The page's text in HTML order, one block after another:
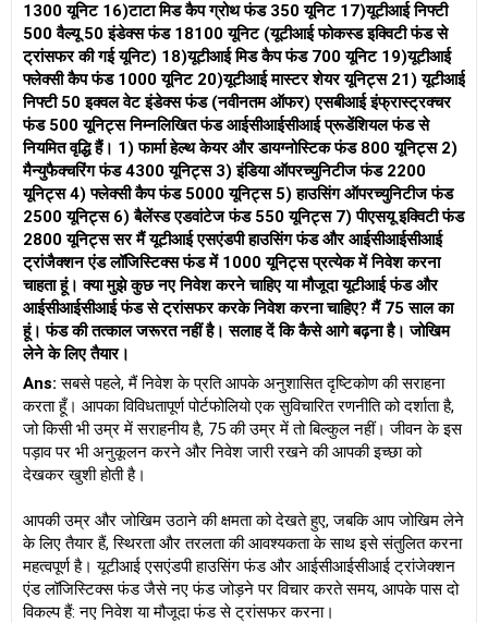
1300 यूनिट 16)टाटा मिड कैप ग्रोथ फंड 350 यूनिट 17)यूटीआई निफ्टी
500 वैल्यू 50 इंडेक्स फंड 18100 यूनिट (यूटीआई फोकस्ड इक्विटी फंड से
ट्रांसफर की गई यूनिट) 18)यूटीआई मिड कैप फंड 700 यूनिट 19)यूटीआई
फ्लेक्सी कैप फंड 1000 यूनिट 20)यूटीआई मास्टर शेयर यूनिट्स 21) यूटीआई
निफ्टी 50 इक्वल वेट इंडेक्स फंड (नवीनतम ऑफर) एसबीआई इंफ्रास्ट्रक्चर
फंड 500 यूनिट्स निम्नलिखित फंड आईसीआईसीआई प्रूडेंशियल फंड से
नियमित वृद्धि हैं। 1) फार्मा हेल्थ केयर और डायग्नोस्टिक फंड 800 यूनिट्स 2)
मैन्युफैक्चरिंग फंड 4300 यूनिट्स 3) इंडिया ऑपरच्युनिटीज फंड 2200
यूनिट्स 4) फ्लेक्सी कैप फंड 5000 यूनिट्स 5) हाउसिंग ऑपरच्युनिटीज फंड
2500 यूनिट्स 6) बैलेंस्ड एडवांटेज फंड 550 यूनिट्स 7) पीएसयू इक्विटी फंड
2800 यूनिट्स सर मैं यूटीआई एसएंडपी हाउसिंग फंड और आईसीआईसीआई
ट्रांजैक्शन एंड लॉजिस्टिक्स फंड में 1000 यूनिट्स प्रत्येक में निवेश करना
चाहता हूं। क्या मुझे कुछ नए निवेश करने चाहिए या मौजूदा यूटीआई फंड और
आईसीआईसीआई फंड से ट्रांसफर करके निवेश करना चाहिए? मैं 75 साल का
हूं। फंड की तत्काल जरूरत नहीं है। सलाह दें कि कैसे आगे बढ़ना है। जोखिम
लेने के लिए तैयार।
Ans: सबसे पहले, मैं निवेश के प्रति आपके अनुशासित दृष्टिकोण की सराहना
करता हूँ। आपका विविधतापूर्ण पोर्टफोलियो एक सुविचारित रणनीति को दर्शाता है,
जो किसी भी उम्र में सराहनीय है, 75 की उम्र में तो बिल्कुल नहीं। जीवन के इस
पड़ाव पर भी अनुकूलन करने और निवेश जारी रखने की आपकी इच्छा को
देखकर खुशी होती है।
आपकी उम्र और जोखिम उठाने की क्षमता को देखते हुए, जबकि आप जोखिम लेने
के लिए तैयार हैं, स्थिरता और तरलता की आवश्यकता के साथ इसे संतुलित करना
महत्वपूर्ण है। यूटीआई एसएंडपी हाउसिंग फंड और आईसीआईसीआई ट्रांजेक्शन
एंड लॉजिस्टिक्स फंड जैसे नए फंड जोड़ने पर विचार करते समय, आपके पास दो
विकल्प हैं: नए निवेश या मौजूदा फंड से ट्रांसफर करना।